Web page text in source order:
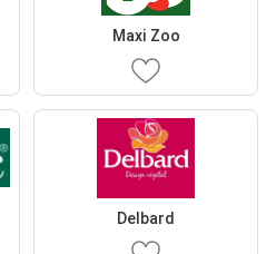
Maxi Zoo
Delbard